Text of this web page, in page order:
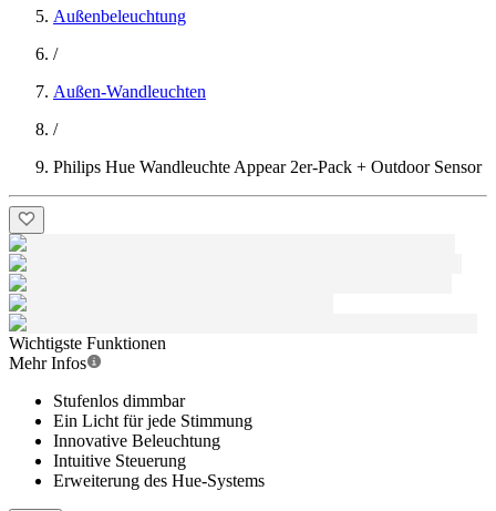
Außenbeleuchtung
/
Außen-Wandleuchten
/
Philips Hue Wandleuchte Appear 2er-Pack + Outdoor Sensor
Wichtigste Funktionen
Mehr Infos
Stufenlos dimmbar
Ein Licht für jede Stimmung
Innovative Beleuchtung
Intuitive Steuerung
Erweiterung des Hue-Systems